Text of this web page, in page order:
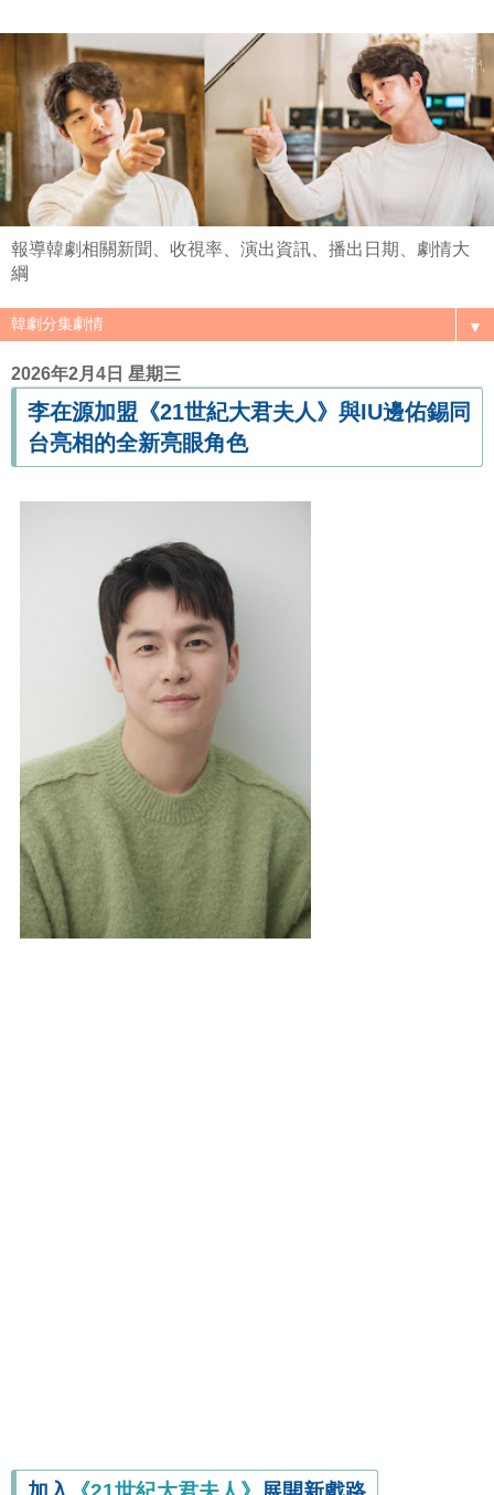
報導韓劇相關新聞、收視率、演出資訊、播出日期、劇情大
綱
▼
2026年2月4日 星期三
李在源加盟《21世紀大君夫人》與IU邊佑錫同
台亮相的全新亮眼角色